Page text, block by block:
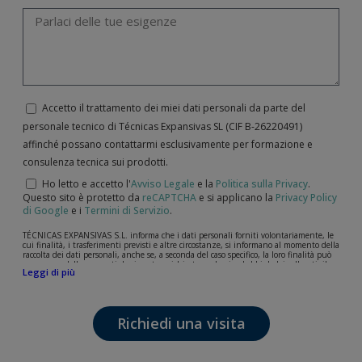
Accetto il trattamento dei miei dati personali da parte del
personale tecnico di Técnicas Expansivas SL (CIF B-­26220491)
affinché possano contattarmi esclusivamente per formazione e
consulenza tecnica sui prodotti.
Ho letto e accetto l'Avviso Legale e la Politica sulla Privacy.
Questo sito è protetto da reCAPTCHA e si applicano la Privacy Policy
di Google e i Termini di Servizio.
TÉCNICAS EXPANSIVAS S.L. informa che i dati personali forniti volontariamente, le
cui finalità, i trasferimenti previsti e altre circostanze, si informano al momento della
raccolta dei dati personali, anche se, a seconda del caso specifico, la loro finalità può
essere una delle seguenti: la risposta a richieste, reclami o dubbi da lei sollevati, il
mantenimento della relazione stabilita, la gestione integrale e commerciale dei
I dati contenuti nei nostri archivi sono assolutamente confidenziali e saranno
trattati con la massima riservatezza e nel rispetto di tutti i requisiti del
Regolamento Generale sulla Protezione dei Dati (GDPR) del 27 aprile 2016. I dati
rimarranno registrati nei nostri archivi per il tempo necessario allo scopo per il quale
Leggi di più
Richiedi una visita